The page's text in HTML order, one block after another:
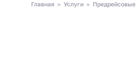
Главная Услуги